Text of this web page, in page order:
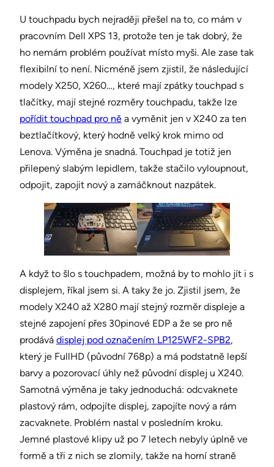
U touchpadu bych nejraději přešel na to, co mám v
pracovním Dell XPS 13, protože ten je tak dobrý, že
ho nemám problém používat místo myši. Ale zase tak
flexibilní to není. Nicméně jsem zjistil, že následující
modely X250, X260…, které mají zpátky touchpad s
tlačítky, mají stejné rozměry touchpadu, takže lze
pořídit touchpad pro ně a vyměnit jen v X240 za ten
beztlačítkový, který hodně velký krok mimo od
Lenova. Výměna je snadná. Touchpad je totiž jen
přilepený slabým lepidlem, takže stačilo vyloupnout,
odpojit, zapojit nový a zamáčknout nazpátek.
A když to šlo s touchpadem, možná by to mohlo jít i s
displejem, říkal jsem si. A taky že jo. Zjistil jsem, že
modely X240 až X280 mají stejný rozměr displeje a
stejné zapojení přes 30pinové EDP a že se pro ně
prodává displej pod označením LP125WF2-SPB2,
který je FullHD (původní 768p) a má podstatně lepší
barvy a pozorovací úhly než původní displej u X240.
Samotná výměna je taky jednoduchá: odcvaknete
plastový rám, odpojíte displej, zapojíte nový a rám
zacvaknete. Problém nastal v posledním kroku.
Jemné plastové klipy už po 7 letech nebyly úplně ve
formě a tři z nich se zlomily, takže na horní straně